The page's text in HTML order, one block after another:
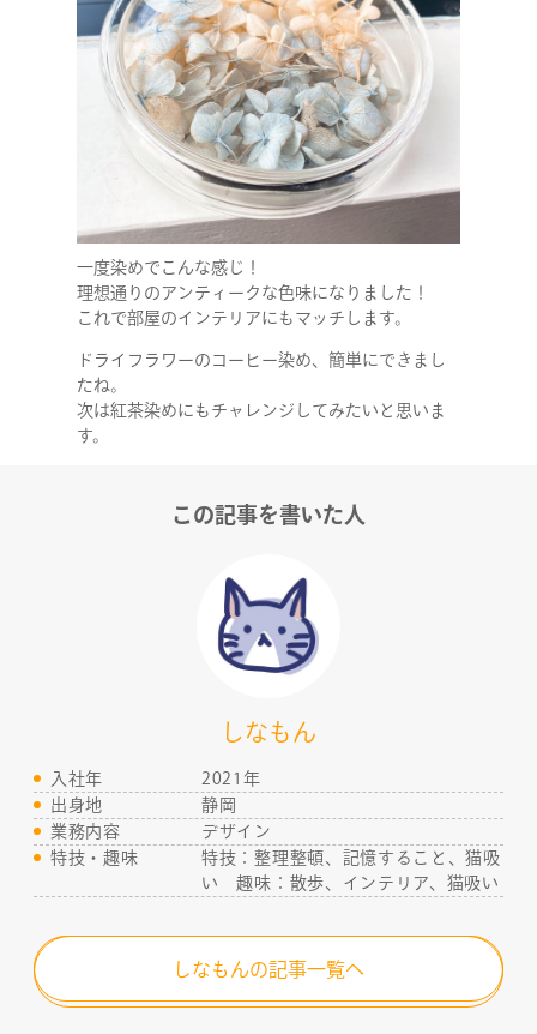
一度染めでこんな感じ！
理想通りのアンティークな色味になりました！
これで部屋のインテリアにもマッチします。
ドライフラワーのコーヒー染め、簡単にできまし
たね。
次は紅茶染めにもチャレンジしてみたいと思いま
す。
この記事を書いた人
しなもん
入社年
2021年
出身地
静岡
業務内容
デザイン
特技・趣味
特技：整理整頓、記憶すること、猫吸
い 趣味：散歩、インテリア、猫吸い
しなもんの記事一覧へ